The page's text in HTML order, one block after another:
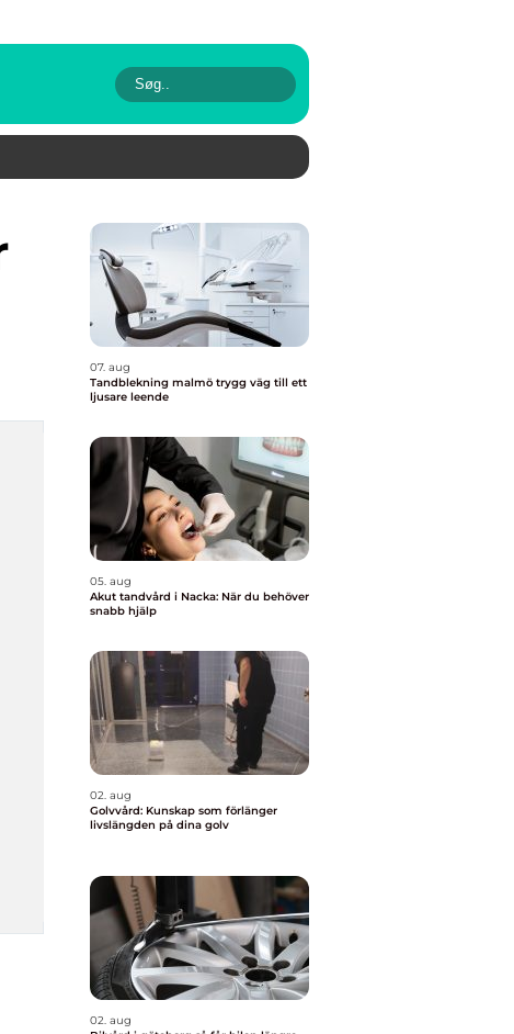
07. aug
Tandblekning malmö trygg väg till ett
ljusare leende
05. aug
Akut tandvård i Nacka: När du behöver
snabb hjälp
02. aug
Golvvård: Kunskap som förlänger
livslängden på dina golv
02. aug